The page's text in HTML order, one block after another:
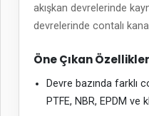
akışkan devrelerinde
devrelerinde contalı kanal
Öne Çıkan Özellikler
Devre bazında farklı
PTFE, NBR, EPDM